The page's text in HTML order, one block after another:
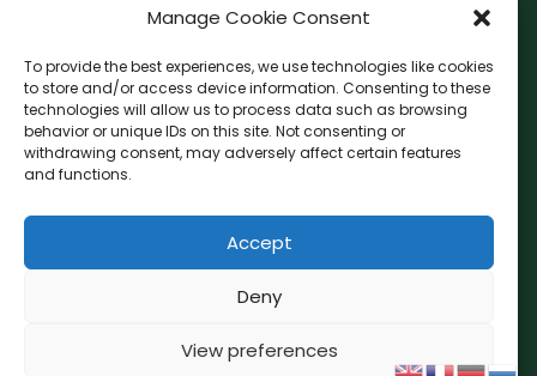
Manage Cookie Consent
To provide the best experiences, we use technologies like cookies
to store and/or access device information. Consenting to these
technologies will allow us to process data such as browsing
behavior or unique IDs on this site. Not consenting or
withdrawing consent, may adversely affect certain features
and functions.
Accept
Deny
View preferences
Terms and Conditions
Changthai motorbike for rent Privacy Policy
F
c
e
b
o
I
t
r
a
b
W
h
a
s
i o
Copyright © 2026 Chang Thai Tour and Travel Phuket